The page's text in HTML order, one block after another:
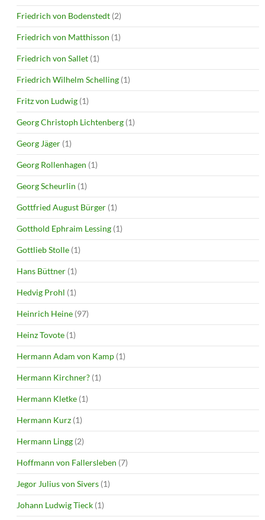
Friedrich von Bodenstedt (2)
Friedrich von Matthisson (1)
Friedrich von Sallet (1)
Friedrich Wilhelm Schelling (1)
Fritz von Ludwig (1)
Georg Christoph Lichtenberg (1)
Georg Jäger (1)
Georg Rollenhagen (1)
Georg Scheurlin (1)
Gottfried August Bürger (1)
Gotthold Ephraim Lessing (1)
Gottlieb Stolle (1)
Hans Büttner (1)
Hedvig Prohl (1)
Heinrich Heine (97)
Heinz Tovote (1)
Hermann Adam von Kamp (1)
Hermann Kirchner? (1)
Hermann Kletke (1)
Hermann Kurz (1)
Hermann Lingg (2)
Hoffmann von Fallersleben (7)
Jegor Julius von Sivers (1)
Johann Ludwig Tieck (1)